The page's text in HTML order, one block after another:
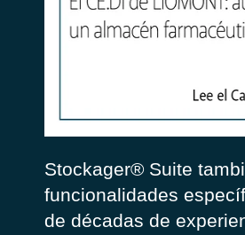
Stockager® Suite
funcionalidades
de décadas de